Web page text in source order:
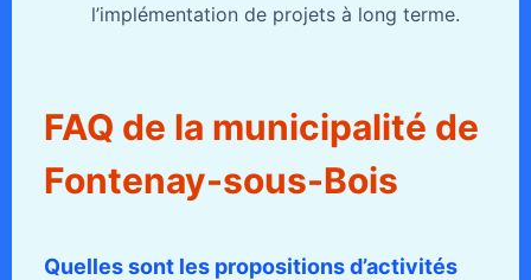
l’implémentation de projets à long terme.
FAQ de la municipalité de
Fontenay-sous-Bois
Quelles sont les propositions d’activités